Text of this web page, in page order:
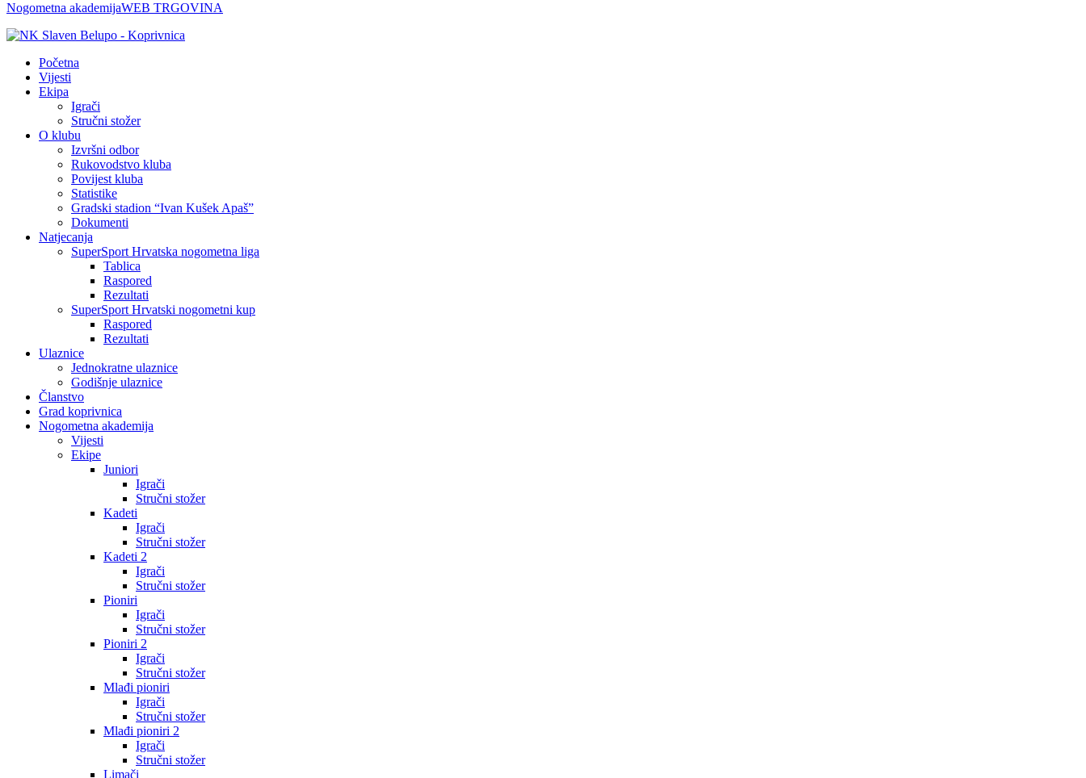
Nogometna akademijaWEB TRGOVINA
Početna
Vijesti
Ekipa
Igrači
Stručni stožer
O klubu
Izvršni odbor
Rukovodstvo kluba
Povijest kluba
Statistike
Gradski stadion “Ivan Kušek Apaš”
Dokumenti
Natjecanja
SuperSport Hrvatska nogometna liga
Tablica
Raspored
Rezultati
SuperSport Hrvatski nogometni kup
Raspored
Rezultati
Ulaznice
Jednokratne ulaznice
Godišnje ulaznice
Članstvo
Grad koprivnica
Nogometna akademija
Vijesti
Ekipe
Juniori
Igrači
Stručni stožer
Kadeti
Igrači
Stručni stožer
Kadeti 2
Igrači
Stručni stožer
Pioniri
Igrači
Stručni stožer
Pioniri 2
Igrači
Stručni stožer
Mlađi pioniri
Igrači
Stručni stožer
Mlađi pioniri 2
Igrači
Stručni stožer
Limači